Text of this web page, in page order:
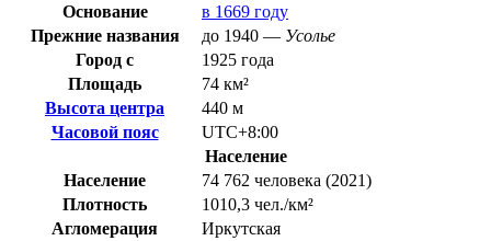
Основание
в 1669 году
Прежние названия
до 1940 — Усолье
Город с
1925 года
Площадь
74 км²
Высота центра
440 м
Часовой пояс
UTC+8:00
Население
Население
74 762 человека (2021)
Плотность
1010,3 чел./км²
Агломерация
Иркутская